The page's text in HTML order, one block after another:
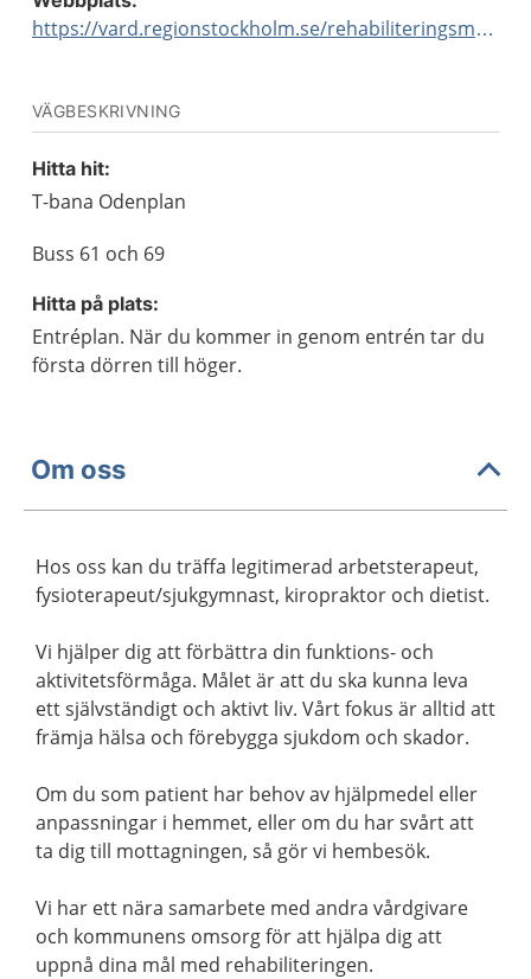
https://vard.regionstockholm.se/rehabiliteringsmottagningar/
VÄGBESKRIVNING
Hitta hit:
T-bana Odenplan
Buss 61 och 69
Hitta på plats:
Entréplan. När du kommer in genom entrén tar du
första dörren till höger.
Om oss
Hos oss kan du träffa legitimerad arbetsterapeut,
fysioterapeut/sjukgymnast, kiropraktor och dietist.
Vi hjälper dig att förbättra din funktions- och
aktivitetsförmåga. Målet är att du ska kunna leva
ett självständigt och aktivt liv. Vårt fokus är alltid att
främja hälsa och förebygga sjukdom och skador.
Om du som patient har behov av hjälpmedel eller
anpassningar i hemmet, eller om du har svårt att
ta dig till mottagningen, så gör vi hembesök.
Vi har ett nära samarbete med andra vårdgivare
och kommunens omsorg för att hjälpa dig att
uppnå dina mål med rehabiliteringen.